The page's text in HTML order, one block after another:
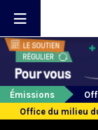
Émissions
Office du milieu